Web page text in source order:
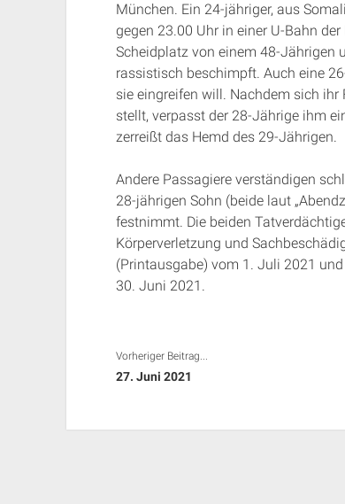
München. Ein 24-jähriger, aus
gegen 23.00 Uhr in einer U-Bahn
Scheidplatz von einem 48-Jährigen
rassistisch beschimpft. Auch eine
sie eingreifen will. Nachdem sich ihr
stellt, verpasst der 28-Jährige ihm
zerreißt das Hemd des 29-Jährigen.
Andere Passagiere verständigen
28-jährigen Sohn (beide laut
festnimmt. Die beiden
Körperverletzung und
(Printausgabe) vom 1. Juli 2021
30. Juni 2021.
Vorheriger Beitrag...
27. Juni 2021